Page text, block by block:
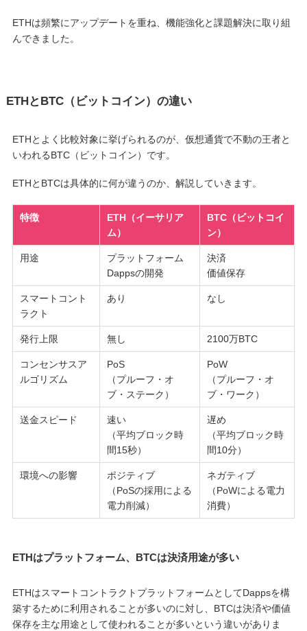
ETHは頻繁にアップデートを重ね、機能強化と課題解決に取り組
んできました。
ETHとBTC（ビットコイン）の違い
ETHとよく比較対象に挙げられるのが、仮想通貨で不動の王者と
いわれるBTC（ビットコイン）です。
ETHとBTCは具体的に何が違うのか、解説していきます。
特徴
ETH（イーサリア
ム）
BTC（ビットコイ
ン）
用途
プラットフォーム
Dappsの開発
決済
価値保存
スマートコント
ラクト
あり なし
発行上限 無し 2100万BTC
コンセンサスア
ルゴリズム
PoS
（プルーフ・オ
ブ・ステーク）
PoW
（プルーフ・オ
ブ・ワーク）
送金スピード
速い
（平均ブロック時
間15秒）
遅め
（平均ブロック時
間10分）
環境への影響
ポジティブ
（PoSの採用による
電力削減）
ネガティブ
（PoWによる電力
消費）
ETHはプラットフォーム、BTCは決済用途が多い
ETHはスマートコントラクトプラットフォームとしてDappsを構
築するために利用されることが多いのに対し、BTCは決済や価値
保存を主な用途として使われることが多いという違いがありま